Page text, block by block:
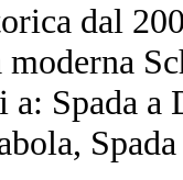
dal
moderna
Spada a